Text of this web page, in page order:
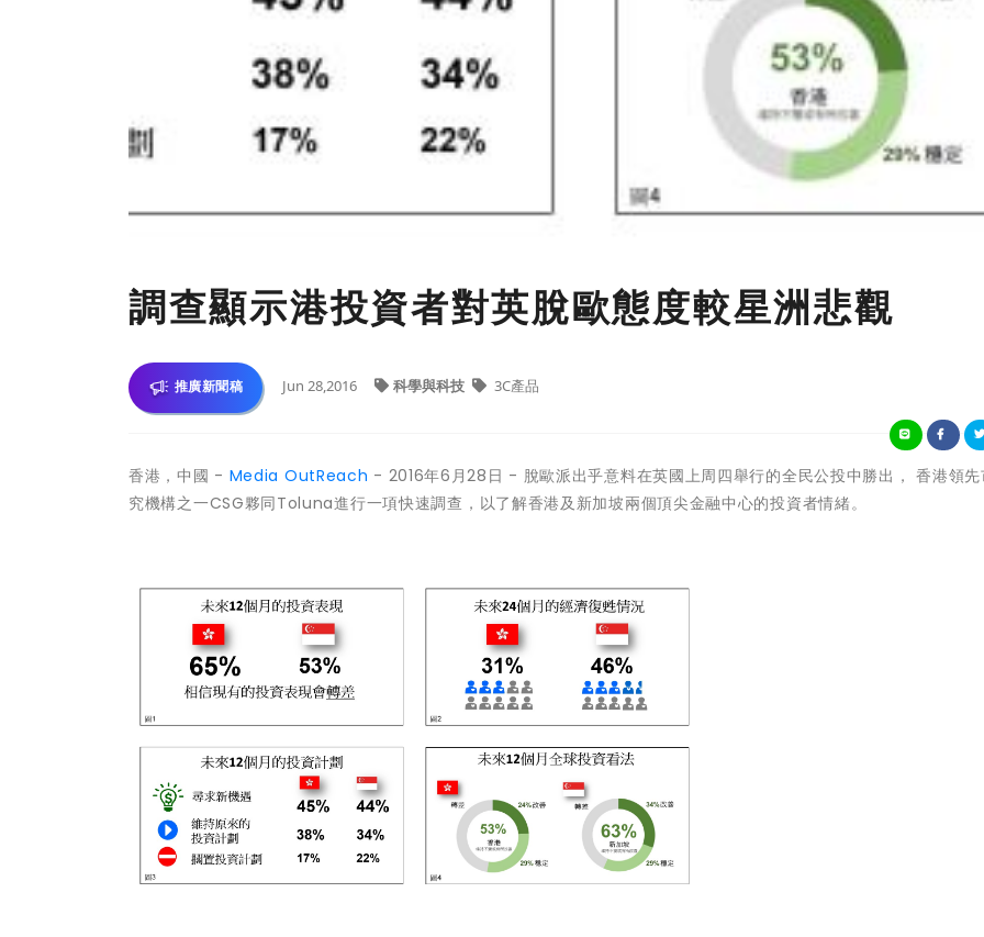
調查顯示港投資者對英脫歐態度較星洲悲觀
推廣新聞稿 Jun 28,2016 科學與科技 3C產品
香港，中國 - Media OutReach - 2016年6月28日 - 脫歐派出乎意料在英國上周四舉行的全民公投中勝出， 香港領先
究機構之一CSG夥同Toluna進行一項快速調查，以了解香港及新加坡兩個頂尖金融中心的投資者情緒。